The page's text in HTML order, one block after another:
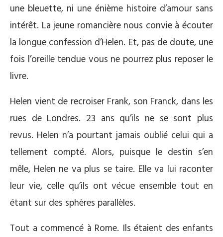
une bleuette, ni une énième histoire d’amour sans
intérêt. La jeune romancière nous convie à écouter
la longue confession d’Helen. Et, pas de doute, une
fois l’oreille tendue vous ne pourrez plus reposer le
livre.
Helen vient de recroiser Frank, son Franck, dans les
rues de Londres. 23 ans qu’ils ne se sont plus
revus. Helen n’a pourtant jamais oublié celui qui a
tellement compté. Alors, puisque le destin s’en
mêle, Helen ne va plus se taire. Elle va lui raconter
leur vie, celle qu’ils ont vécue ensemble tout en
étant sur des sphères parallèles.
Tout a commencé à Rome. Ils étaient des enfants